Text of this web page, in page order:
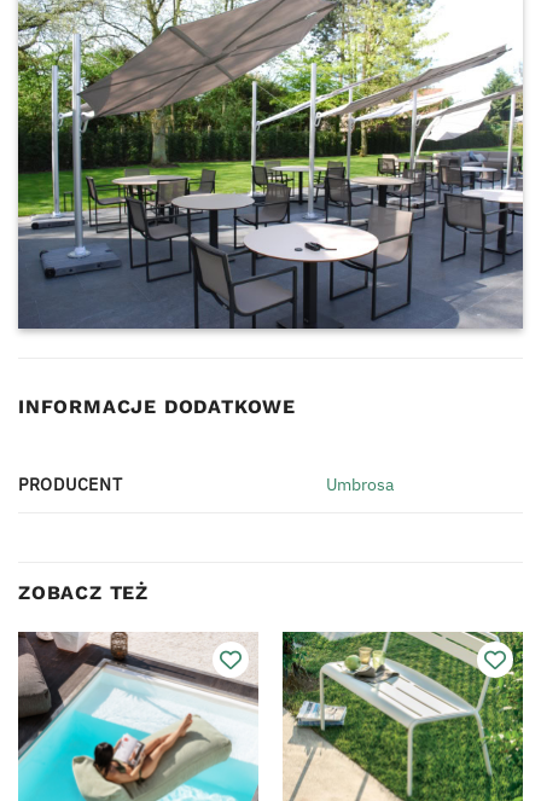
INFORMACJE DODATKOWE
PRODUCENT Umbrosa
ZOBACZ TEŻ